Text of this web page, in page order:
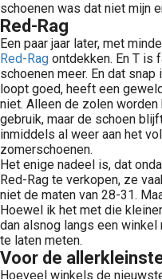
schoenen was dat niet mijn
Red-Rag
Een paar jaar later, met
Red-Rag ontdekken. En T is
schoenen meer. En dat
loopt goed, heeft een
niet. Alleen de zolen
gebruik, maar de schoen
inmiddels al weer aan het
zomerschoenen.
Het enige nadeel is, dat
Red-Rag te verkopen, ze
niet de maten van 28-31.
Hoewel ik het met die
dan alsnog langs een
te laten meten.
Voor de
Hoeveel winkels de